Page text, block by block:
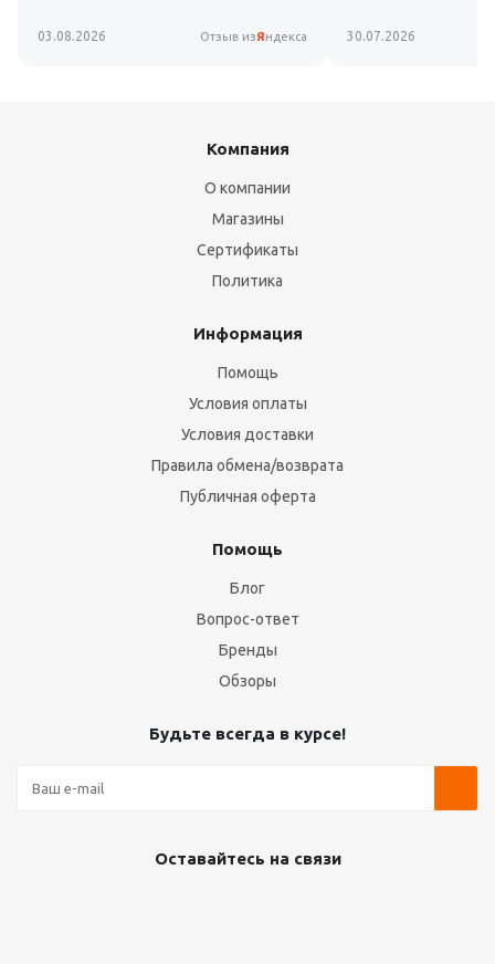
все функции кондера. Я очень
03.08.2026 Отзыв изЯндекса 30.07.2026
Компания
О компании
Магазины
Сертификаты
Политика
Информация
Помощь
Условия оплаты
Условия доставки
Правила обмена/возврата
Публичная оферта
Помощь
Блог
Вопрос-ответ
Бренды
Обзоры
Будьте всегда в курсе!
Оставайтесь на связи